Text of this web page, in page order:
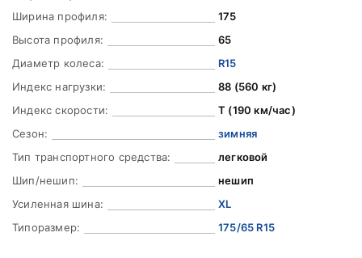
Ширина профиля:
175
Высота профиля:
65
Диаметр колеса:
R15
Индекс нагрузки:
88 (560 кг)
Индекс скорости:
T (190 км/час)
Сезон:
зимняя
Тип транспортного средства:
легковой
Шип/нешип:
нешип
Усиленная шина:
XL
Типоразмер:
175/65 R15